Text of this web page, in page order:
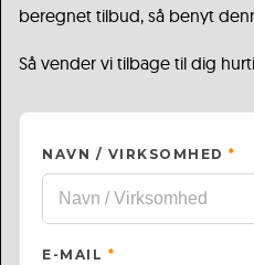
beregnet tilbud, så benyt
Så vender vi tilbage til dig
NAVN / VIRKSOMHED *
E-MAIL *